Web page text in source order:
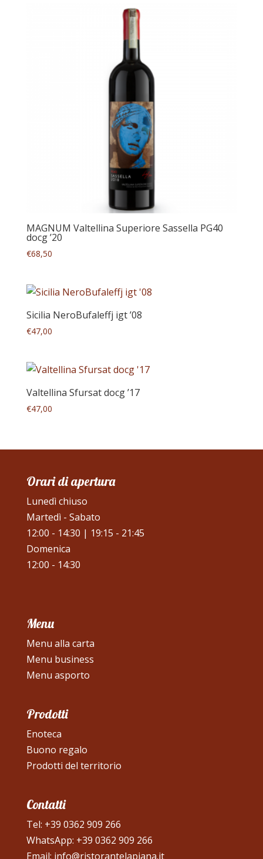
MAGNUM Valtellina Superiore Sassella PG40
docg ’20
€68,50
Sicilia NeroBufaleffj igt ’08
€47,00
Valtellina Sfursat docg ’17
€47,00
Orari di apertura
Lunedì chiuso
Martedì - Sabato
12:00 - 14:30 | 19:15 - 21:45
Domenica
12:00 - 14:30
Menu
Menu alla carta
Menu business
Menu asporto
Prodotti
Enoteca
Buono regalo
Prodotti del territorio
Contatti
Tel: +39 0362 909 266
WhatsApp: +39 0362 909 266
Email: info@ristorantelapiana.it